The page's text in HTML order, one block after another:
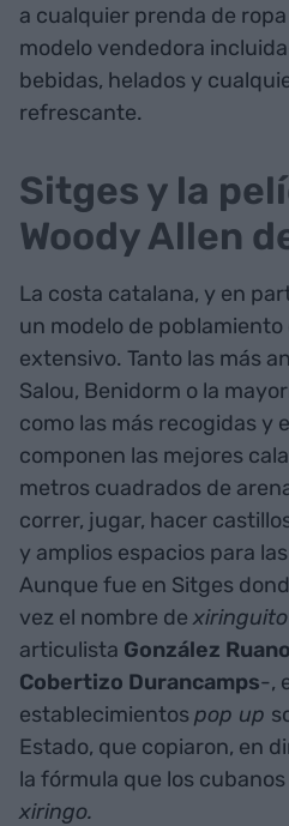
a cualquier prenda de
modelo vendedora
bebidas, helados y
refrescante.
Sitges y la
Woody Allen
La costa catalana, y en
un modelo de
extensivo. Tanto las más
Salou, Benidorm o la
como las más recogidas y
componen las mejores
metros cuadrados de
correr, jugar, hacer
y amplios espacios para
Aunque fue en Sitges
vez el nombre de xiringuito
articulista González Ruano
Cobertizo Durancamps-,
establecimientospop up
Estado, que copiaron, en
la fórmula que los
xiringo.